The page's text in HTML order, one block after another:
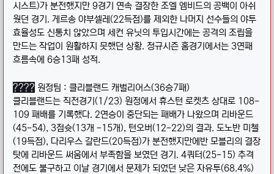
시스트)가 분전했지만 9경기 연속 결장한 조엘 엠비드의 공백이 아쉬
웠던 경기. 게르송 야부셀레(22득점)를 제외한 나머지 선수들의 야투
효율성도 신통치 않았으며 세컨 유닛의 투입시간에는 공격의 조립을
만드는 작업이 원활하지 못했던 상황. 정규시즌 홈경기에서는 3연패
흐름속에 6승13패 성적.
???? 원정팀 : 클리블랜드 캐벌리어스(36승7패)
클리블랜드는 직전경기(1/23) 원정에서 휴스턴 로켓츠 상대로 108-
109 패배를 기록했다. 2연승이 중단되는 패배가 나왔으며 리바운드
(45-54), 3점슛(13개 -15개), 턴오버(12-22)의 결과. 도노반 미첼
(19득점), 다리우스 갈란드(20득점)가 분전했지만에반 모블리의 결장
탓에 리바운드 써움에서 부족함을 보였던 경기. 4쿼터(25-15) 추격
전에도 불구하고 이날 경기에서 문제가 되었던 낮은 자유투(68.4%)